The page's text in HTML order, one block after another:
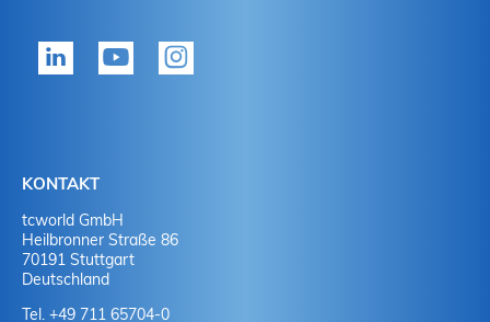
KONTAKT
tcworld GmbH
Heilbronner Straße 86
70191 Stuttgart
Deutschland
Tel. +49 711 65704-0